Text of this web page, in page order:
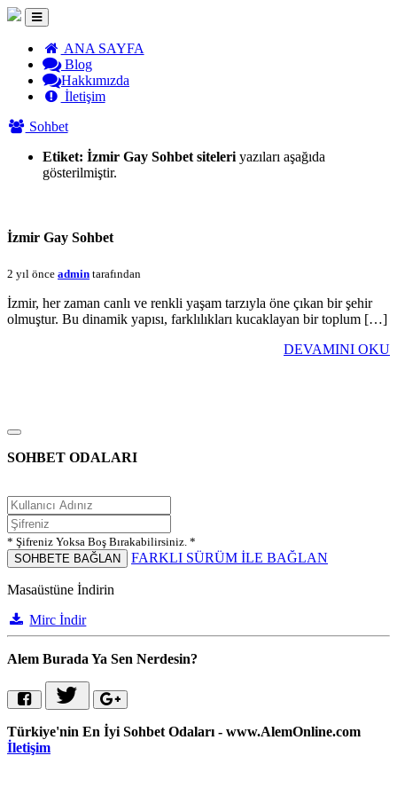
ANA SAYFA
Blog
Hakkımızda
İletişim
Sohbet
Etiket: İzmir Gay Sohbet siteleri yazıları aşağıda
gösterilmiştir.
İzmir Gay Sohbet
2 yıl önce admin tarafından
İzmir, her zaman canlı ve renkli yaşam tarzıyla öne çıkan bir şehir
olmuştur. Bu dinamik yapısı, farklılıkları kucaklayan bir toplum […]
DEVAMINI OKU
SOHBET ODALARI
* Şifreniz Yoksa Boş Bırakabilirsiniz. *
SOHBETE BAĞLAN
FARKLI SÜRÜM İLE BAĞLAN
Masaüstüne İndirin
Mirc İndir
Alem Burada Ya Sen Nerdesin?
Türkiye'nin En İyi Sohbet Odaları - www.AlemOnline.com
İletişim